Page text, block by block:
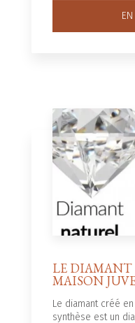
LE DIAMANT
MAISON
Le diamant créé
synthèse est un